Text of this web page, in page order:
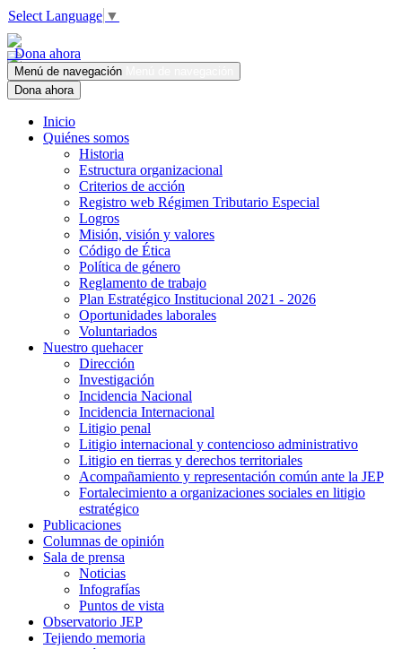
Select Language ▼
Dona ahora
Menú de navegación
Dona ahora
Inicio
Quiénes somos
Historia
Estructura organizacional
Criterios de acción
Registro web Régimen Tributario Especial
Logros
Misión, visión y valores
Código de Ética
Política de género
Reglamento de trabajo
Plan Estratégico Institucional 2021 - 2026
Oportunidades laborales
Voluntariados
Nuestro quehacer
Dirección
Investigación
Incidencia Nacional
Incidencia Internacional
Litigio penal
Litigio internacional y contencioso administrativo
Litigio en tierras y derechos territoriales
Acompañamiento y representación común ante la JEP
Fortalecimiento a organizaciones sociales en litigio
estratégico
Publicaciones
Columnas de opinión
Sala de prensa
Noticias
Infografías
Puntos de vista
Observatorio JEP
Tejiendo memoria